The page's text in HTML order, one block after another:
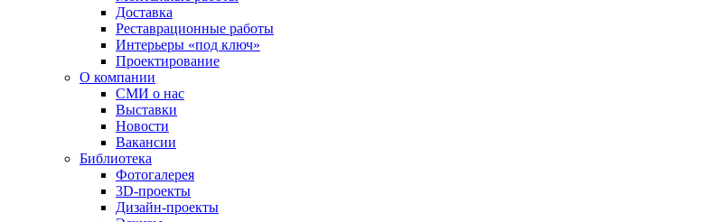
Доставка
Реставрационные работы
Интерьеры «под ключ»
Проектирование
О компании
СМИ о нас
Выставки
Новости
Вакансии
Библиотека
Фотогалерея
3D-проекты
Дизайн-проекты